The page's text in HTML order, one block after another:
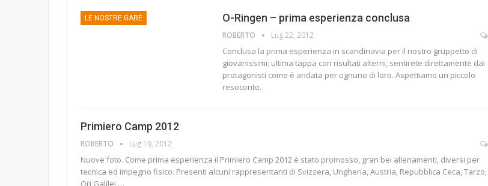
LE NOSTRE GARE O-Ringen – prima esperienza conclusa
ROBERTO Lug 22, 2012
Conclusa la prima esperienza in scandinavia per il nostro gruppetto di
giovanissimi; ultima tappa con risultati alterni, sentirete direttamente dai
protagonisti come è andata per ognuno di loro. Aspettiamo un piccolo
resoconto.
Primiero Camp 2012
ROBERTO Lug 19, 2012
Nuove foto. Come prima esperienza il Primiero Camp 2012 è stato promosso, gran bei allenamenti, diversi per
tecnica ed impegno fisico. Presenti alcuni rappresentanti di Svizzera, Ungheria, Austria, Repubblica Ceca, Tarzo,
Ori Galilei,…